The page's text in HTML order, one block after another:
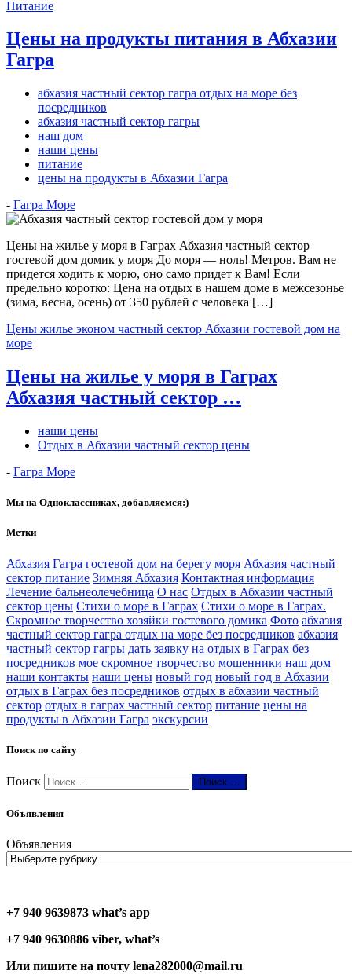
Питание
Цены на продукты питания в Абхазии
Гагра
абхазия частный сектор гагра отдых на море без
посредников
абхазия частный сектор гагры
наш дом
наши цены
питание
цены на продукты в Абхазии Гагра
- Гагра Море
Цены на жилье у моря в Гаграх Абхазия частный сектор
гостевой дом домик у моря До моря — ноль! Метров. Вам не
придется ходить к морю, оно само придет к Вам! Если
предельно коротко: Цена на отдых в нашем доме в межсезонье
(зима, весна, осень) от 350 рублей с человека […]
Цены жилье эконом частный сектор Абхазии гостевой дом на
море
Цены на жилье у моря в Гаграх
Абхазия частный сектор …
наши цены
Отдых в Абхазии частный сектор цены
- Гагра Море
Мы на Одноклассниках, добавляемся:)
Метки
Абхазия Гагра гостевой дом на берегу моря Абхазия частный
сектор питание Зимняя Абхазия Контактная информация
Лечение бальнеолечебница О нас Отдых в Абхазии частный
сектор цены Стихи о море в Гаграх Стихи о море в Гаграх.
Скромное творчество хозяйки гостевого домика Фото абхазия
частный сектор гагра отдых на море без посредников абхазия
частный сектор гагры дать заявку на отдых в Гаграх без
посредников мое скромное творчество мошенники наш дом
наши контакты наши цены новый год новый год в Абхазии
отдых в Гаграх без посредников отдых в абхазии частный
сектор отдых в гаграх частный сектор питание цены на
продукты в Абхазии Гагра экскурсии
Поиск по сайту
Поиск Поиск …
Объявления
Объявления
+7 940 9639873 what’s app
+7 940 9630886 viber, what’s
Или пишите на почту lena282000@mail.ru